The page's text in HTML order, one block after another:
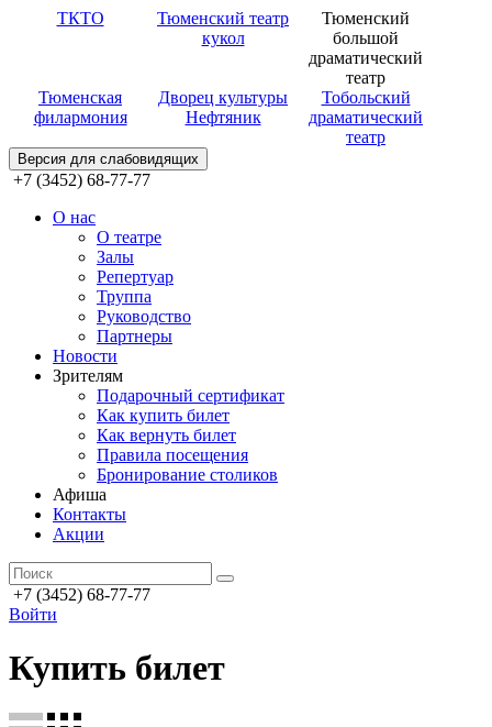
ТКТО
Тюменский театр
кукол
Тюменский
большой
драматический
театр
Тюменская
филармония
Дворец культуры
Нефтяник
Тобольский
драматический
театр
Версия для слабовидящих
+7 (3452) 68-77-77
О нас
О театре
Залы
Репертуар
Труппа
Руководство
Партнеры
Новости
Зрителям
Подарочный сертификат
Как купить билет
Как вернуть билет
Правила посещения
Бронирование столиков
Афиша
Контакты
Акции
+7 (3452) 68-77-77
Войти
Купить билет